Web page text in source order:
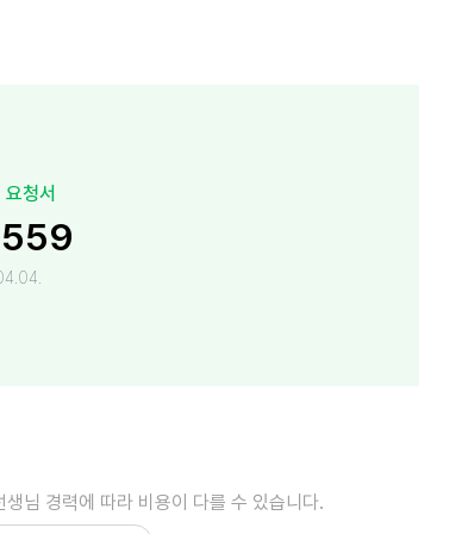
요청서
생님 경력에 따라 비용이 다를 수 있습니다.